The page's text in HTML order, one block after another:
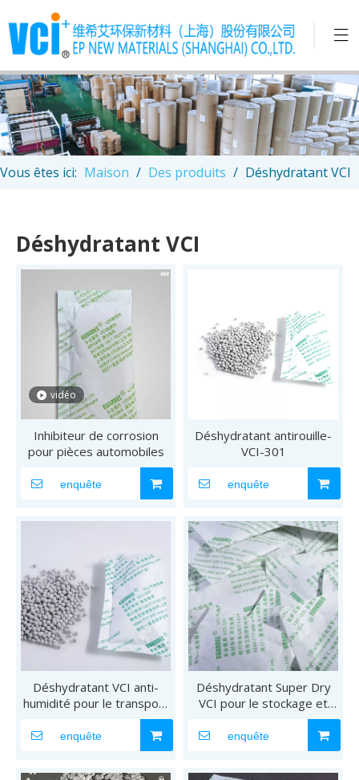
Vous êtes ici: Maison / Des produits / Déshydratant VCI
Déshydratant VCI
vidéo
Inhibiteur de corrosion
pour pièces automobiles
enquête
Déshydratant antirouille-
VCI-301
enquête
Déshydratant VCI anti-
humidité pour le transport
de machines de précision
enquête
Déshydratant Super Dry
VCI pour le stockage et
l'expédition de pièces
automobiles
enquête